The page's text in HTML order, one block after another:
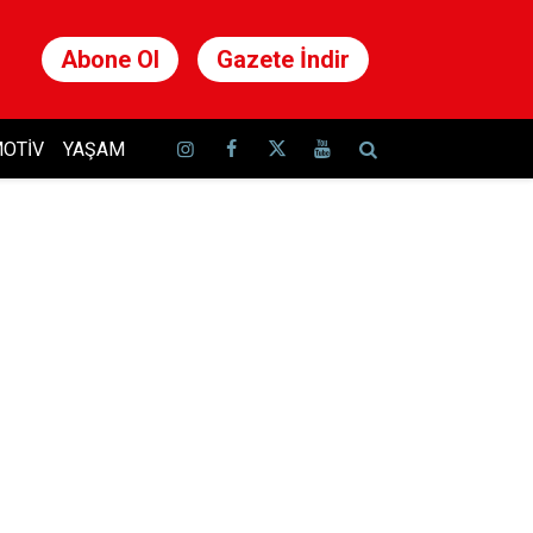
Abone Ol Gazete İndir
YAŞAM